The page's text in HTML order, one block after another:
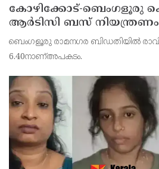
കോഴിക്കോട്-ബെംഗളൂരു
ആര്‍ടിസി ബസ് നിയന്ത്രണം
തലകീഴായി മറിഞ്ഞു;
കണ്ടക്ടര്‍ക്കും ദാരുണാന്ത്യം
ബെംഗളൂരു രാമനഗര ബിഡതിയില്‍
6.40നാണ്അപകടം.